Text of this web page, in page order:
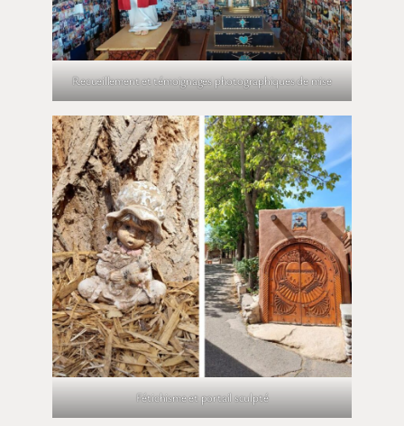
Recueillement et témoignages photographiques de mise
Fétichisme et portail sculpté